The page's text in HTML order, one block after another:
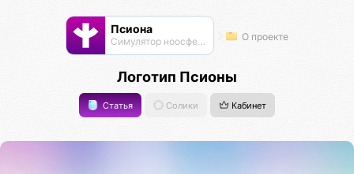
Псиона
Cимулятор ноосферы О проекте
Логотип Псионы
Статья Солики Кабинет